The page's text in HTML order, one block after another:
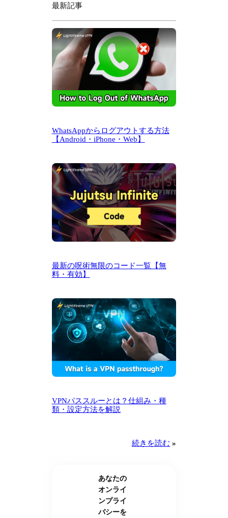
最新記事
WhatsAppからログアウトする方法
【Android・iPhone・Web】
最新の呪術無限のコード一覧【無
料・有効】
VPNパススルーとは？仕組み・種
類・設定方法を解説
続きを読む »
あなたの
オンライ
ンプライ
バシーを